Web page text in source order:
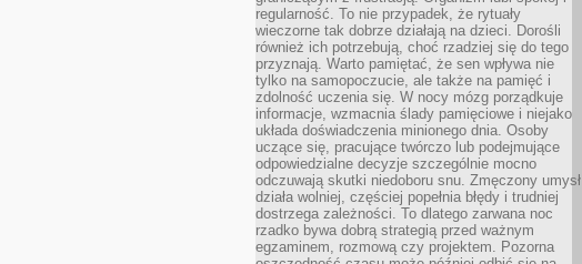
regularność. To nie przypadek, że rytuały
wieczorne tak dobrze działają na dzieci. Dorośli
również ich potrzebują, choć rzadziej się do tego
przyznają. Warto pamiętać, że sen wpływa nie
tylko na samopoczucie, ale także na pamięć i
zdolność uczenia się. W nocy mózg porządkuje
informacje, wzmacnia ślady pamięciowe i niejako
układa doświadczenia minionego dnia. Osoby
uczące się, pracujące twórczo lub podejmujące
odpowiedzialne decyzje szczególnie mocno
odczuwają skutki niedoboru snu. Zmęczony umysł
działa wolniej, częściej popełnia błędy i trudniej
dostrzega zależności. To dlatego zarwana noc
rzadko bywa dobrą strategią przed ważnym
egzaminem, rozmową czy projektem. Pozorna